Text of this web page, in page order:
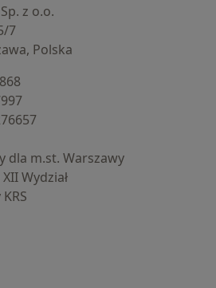
z o.o.
7
Polska
dla m.st. Warszawy
Wydział